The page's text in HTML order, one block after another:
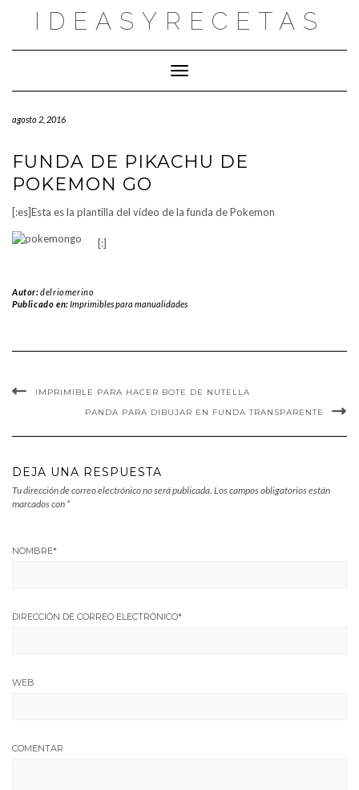
IDEASYRECETAS
Cambiar modo de navegación
agosto 2, 2016
FUNDA DE PIKACHU DE
POKEMON GO
[:es]Esta es la plantilla del vídeo de la funda de Pokemon
[:]
Autor:delriomerino
Publicado en:Imprimibles para manualidades
IMPRIMIBLE PARA HACER BOTE DE NUTELLA
PANDA PARA DIBUJAR EN FUNDA TRANSPARENTE
DEJA UNA RESPUESTA
Tu dirección de correo electrónico no será publicada. Los campos obligatorios están
marcados con *
NOMBRE*
DIRECCIÓN DE CORREO ELECTRÓNICO*
WEB
COMENTAR